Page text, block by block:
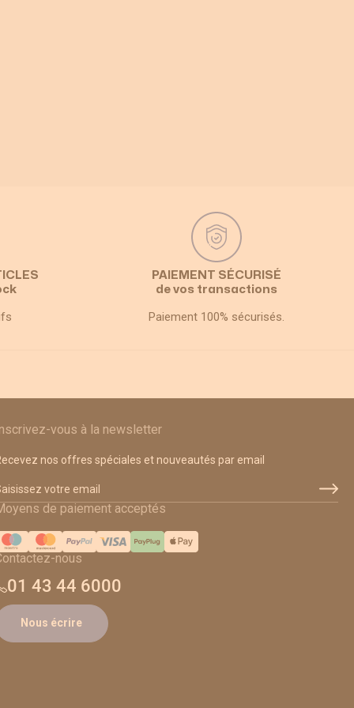
PAIEMENT SÉCURISÉ
de vos transactions
Paiement 100% sécurisés.
vous à la newsletter
nos offres spéciales et nouveautés par email
email
de paiement acceptés
nous
01 43 44 6000
Nous écrire